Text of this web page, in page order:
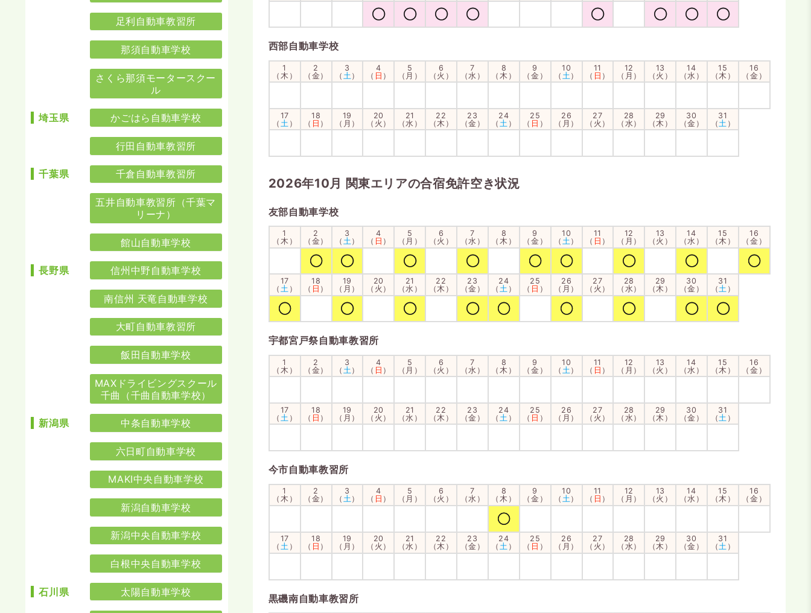
西部自動車学校
1
（木）
2
（金）
3
（ 土 ）
4
（ 日 ）
5
（月）
6
（火）
7
（水）
8
（木）
9
（金）
10
（ 土 ）
11
（ 日 ）
12
（月）
13
（火）
14
（水）
15
（木）
16
（金）
17
（ 土 ）
18
（ 日 ）
19
（月）
20
（火）
21
（水）
22
（木）
23
（金）
24
（ 土 ）
25
（ 日 ）
26
（月）
27
（火）
28
（水）
29
（木）
30
（金）
31
（ 土 ）
2026年10月 関東エリアの合宿免許空き状況
友部自動車学校
1
（木）
2
（金）
3
（ 土 ）
4
（ 日 ）
5
（月）
6
（火）
7
（水）
8
（木）
9
（金）
10
（ 土 ）
11
（ 日 ）
12
（月）
13
（火）
14
（水）
15
（木）
16
（金）
17
（ 土 ）
18
（ 日 ）
19
（月）
20
（火）
21
（水）
22
（木）
23
（金）
24
（ 土 ）
25
（ 日 ）
26
（月）
27
（火）
28
（水）
29
（木）
30
（金）
31
（ 土 ）
宇都宮戸祭自動車教習所
1
（木）
2
（金）
3
（ 土 ）
4
（ 日 ）
5
（月）
6
（火）
7
（水）
8
（木）
9
（金）
10
（ 土 ）
11
（ 日 ）
12
（月）
13
（火）
14
（水）
15
（木）
16
（金）
17
（ 土 ）
18
（ 日 ）
19
（月）
20
（火）
21
（水）
22
（木）
23
（金）
24
（ 土 ）
25
（ 日 ）
26
（月）
27
（火）
28
（水）
29
（木）
30
（金）
31
（ 土 ）
今市自動車教習所
1
（木）
2
（金）
3
（ 土）
4
（ 日 ）
5
（月）
6
（火）
7
（水）
8
（木）
9
（金）
10
（ 土）
11
（ 日 ）
12
（月）
13
（火）
14
（水）
15
（木）
16
（金）
17
（ 土 ）
18
（ 日 ）
19
（月）
20
（火）
21
（水）
22
（木）
23
（金）
24
（土 ）
25
（ 日 ）
26
（月）
27
（火）
28
（水）
29
（木）
30
（金）
31
（土 ）
黒磯南自動車教習所
足利自動車教習所
那須自動車学校
さくら那須モータースクー
ル
埼玉県 かごはら自動車学校
行田自動車教習所
千葉県 千倉自動車教習所
五井自動車教習所（千葉マ
リーナ）
館山自動車学校
長野県 信州中野自動車学校
南信州 天竜自動車学校
大町自動車教習所
飯田自動車学校
MAXドライビングスクール
千曲（千曲自動車学校）
新潟県 中条自動車学校
六日町自動車学校
MAKI中央自動車学校
新潟自動車学校
新潟中央自動車学校
白根中央自動車学校
石川県 太陽自動車学校